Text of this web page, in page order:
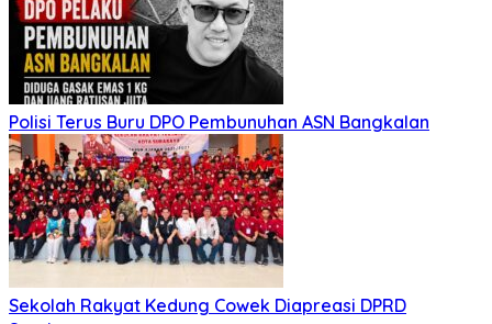
Polisi Terus Buru DPO Pembunuhan ASN Bangkalan
Sekolah Rakyat Kedung Cowek Diapreasi DPRD